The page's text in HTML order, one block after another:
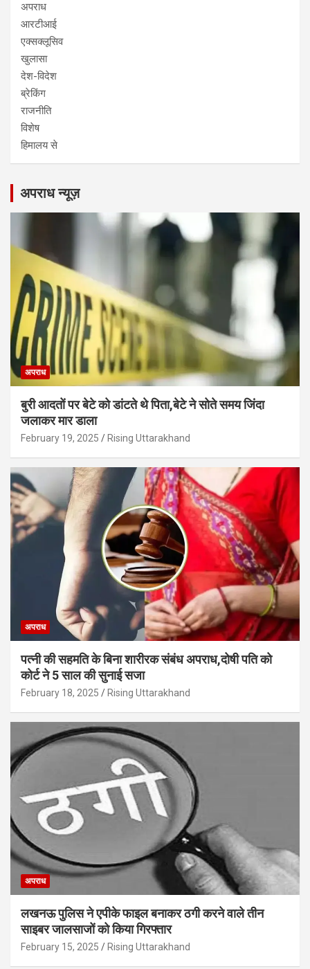
अपराध
आरटीआई
एक्सक्लूसिव
खुलासा
देश-विदेश
ब्रेकिंग
राजनीति
विशेष
हिमालय से
अपराध न्यूज़
अपराध
बुरी आदतों पर बेटे को डांटते थे पिता,बेटे ने सोते समय जिंदा
जलाकर मार डाला
February 19, 2025 Rising Uttarakhand
अपराध
पत्नी की सहमति के बिना शारीरक संबंध अपराध,दोषी पति को
कोर्ट ने 5 साल की सुनाई सजा
February 18, 2025 Rising Uttarakhand
अपराध
लखनऊ पुलिस ने एपीके फाइल बनाकर ठगी करने वाले तीन
साइबर जालसाजों को किया गिरफ्तार
February 15, 2025 Rising Uttarakhand